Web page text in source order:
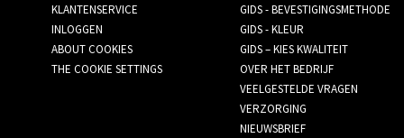
KLANTENSERVICE
INLOGGEN
ABOUT COOKIES
THE COOKIE SETTINGS
GIDS - BEVESTIGINGSMETHODE
GIDS - KLEUR
GIDS – KIES KWALITEIT
OVER HET BEDRIJF
VEELGESTELDE VRAGEN
VERZORGING
NIEUWSBRIEF